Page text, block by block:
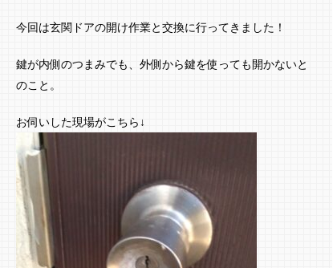
今回は玄関ドアの開け作業と交換に行ってきました！
鍵が内側のつまみでも、外側から鍵を使っても開かないと
のこと。
お伺いした現場がこちら↓